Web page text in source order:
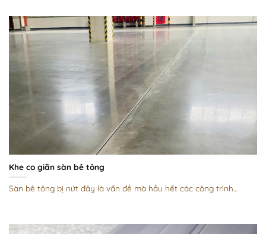
Khe co giãn sàn bê tông
Sàn bê tông bị nứt đây là vấn đề mà hầu hết các công trình...